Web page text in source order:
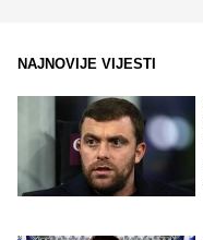
NAJNOVIJE VIJESTI